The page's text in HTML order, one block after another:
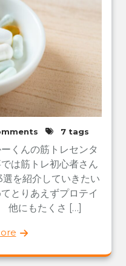
7 tags
くんの筋トレセンタ
は筋トレ初心者さん
を紹介していきたい
とりあえずプロテイ
他にもたくさ […]